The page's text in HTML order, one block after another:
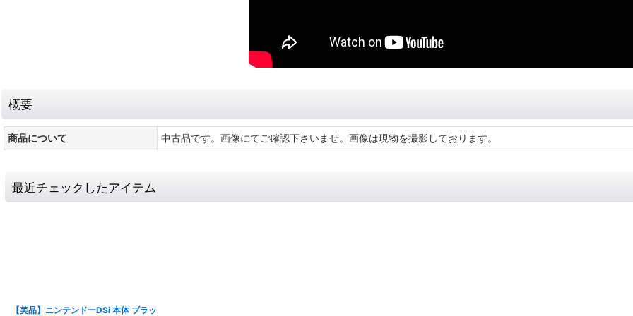
概要
商品について 中古品です。画像にてご確認下さいませ。画像は現物を撮影しております。
最近チェックしたアイテム
【美品】ニンテンドーDSi 本体 ブラッ